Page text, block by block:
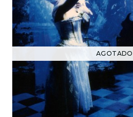
AGOTADO